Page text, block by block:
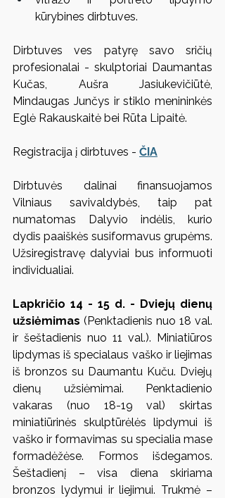
kūrybines dirbtuves.
Dirbtuves ves patyrę savo sričių
profesionalai - skulptoriai Daumantas
Kučas, Aušra Jasiukevičiūtė,
Mindaugas Junčys ir stiklo menininkės
Eglė Rakauskaitė bei Rūta Lipaitė.
Registracija į dirbtuves - ČIA
Dirbtuvės dalinai finansuojamos
Vilniaus savivaldybės, taip pat
numatomas Dalyvio indėlis, kurio
dydis paaiškės susiformavus grupėms.
Užsiregistravę dalyviai bus informuoti
individualiai.
Lapkričio 14 - 15 d. - Dviejų dienų
užsiėmimas (Penktadienis nuo 18 val.
ir šeštadienis nuo 11 val.). Miniatiūros
lipdymas iš specialaus vaško ir liejimas
iš bronzos su Daumantu Kuču. Dviejų
dienų užsiėmimai. Penktadienio
vakaras (nuo 18-19 val) skirtas
miniatiūrinės skulptūrėlės lipdymui iš
vaško ir formavimas su specialia mase
formadėžėse. Formos išdegamos.
Šeštadienį – visa diena skiriama
bronzos lydymui ir liejimui. Trukmė –